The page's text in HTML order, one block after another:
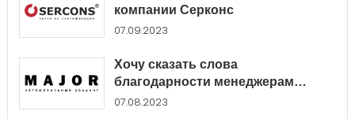
компании Серконс
07.09.2023
Хочу сказать слова
благодарности менеджерам
Major...
07.08.2023